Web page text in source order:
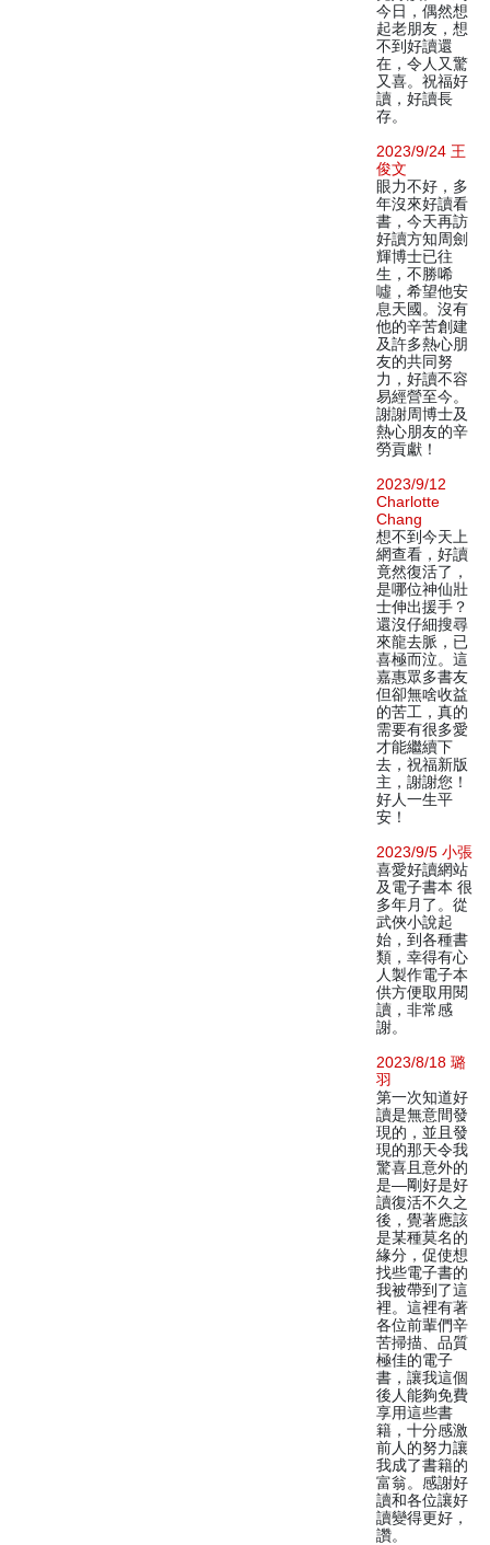
今日，偶然想
起老朋友，想
不到好讀還
在，令人又驚
又喜。祝福好
讀，好讀長
存。
2023/9/24 王
俊文
眼力不好，多
年沒來好讀看
書，今天再訪
好讀方知周劍
輝博士已往
生，不勝唏
噓，希望他安
息天國。沒有
他的辛苦創建
及許多熱心朋
友的共同努
力，好讀不容
易經營至今。
謝謝周博士及
熱心朋友的辛
勞貢獻！
2023/9/12
Charlotte
Chang
想不到今天上
網查看，好讀
竟然復活了，
是哪位神仙壯
士伸出援手？
還沒仔細搜尋
來龍去脈，已
喜極而泣。這
嘉惠眾多書友
但卻無啥收益
的苦工，真的
需要有很多愛
才能繼續下
去，祝福新版
主，謝謝您！
好人一生平
安！
2023/9/5 小張
喜愛好讀網站
及電子書本 很
多年月了。從
武俠小說起
始，到各種書
類，幸得有心
人製作電子本
供方便取用閱
讀，非常感
謝。
2023/8/18 璐
羽
第一次知道好
讀是無意間發
現的，並且發
現的那天令我
驚喜且意外的
是—剛好是好
讀復活不久之
後，覺著應該
是某種莫名的
緣分，促使想
找些電子書的
我被帶到了這
裡。這裡有著
各位前輩們辛
苦掃描、品質
極佳的電子
書，讓我這個
後人能夠免費
享用這些書
籍，十分感激
前人的努力讓
我成了書籍的
富翁。感謝好
讀和各位讓好
讀變得更好，
讚。